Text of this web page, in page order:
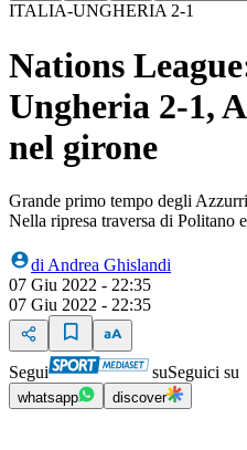
ITALIA-UNGHERIA 2-1
Nations
Ungheria 2-1,
nel girone
Grande primo tempo degli
Nella ripresa traversa di Politano
di Andrea Ghislandi
07 Giu 2022 - 22:35
07 Giu 2022 - 22:35
Segui suSeguici su
whatsapp discover